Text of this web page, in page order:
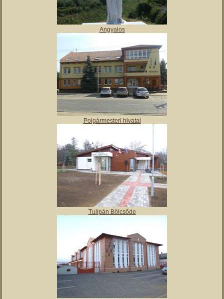
Angyalos
Polgármesteri hivatal
Tulipán Bölcsőde